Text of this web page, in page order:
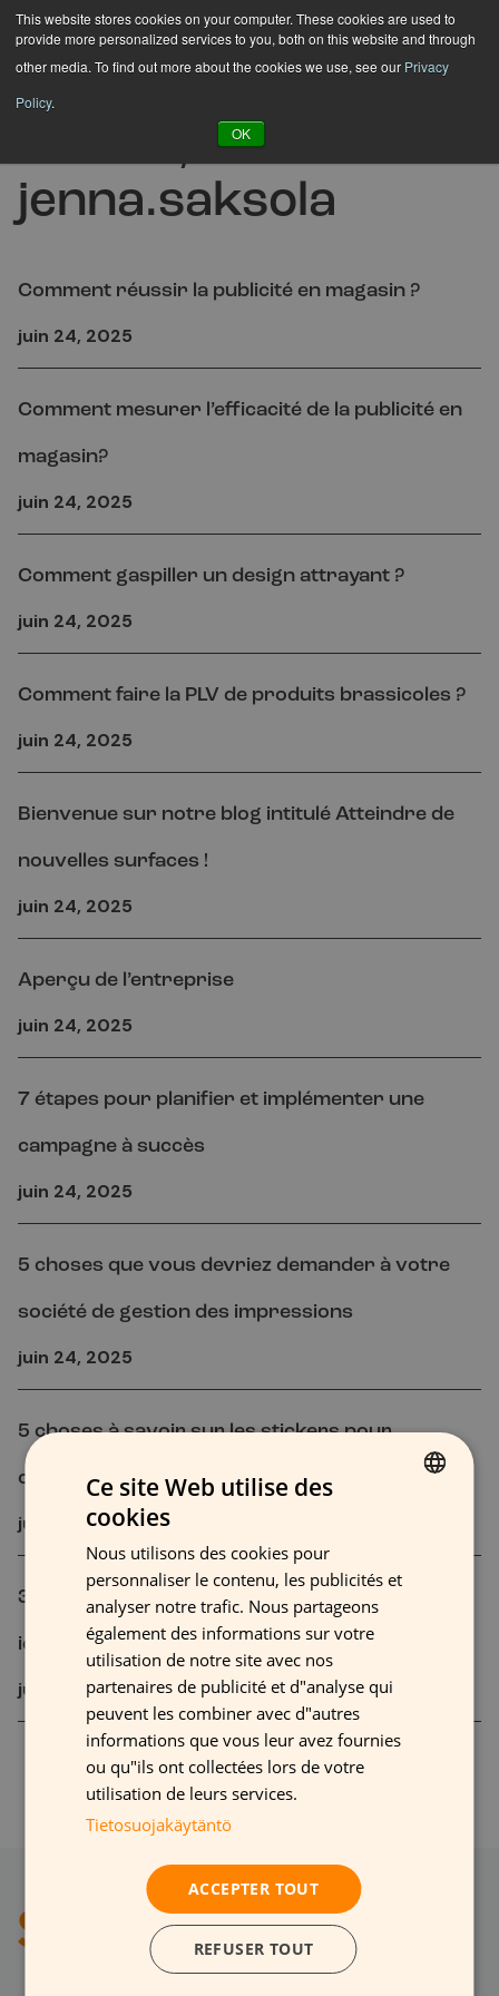
This website stores cookies on your computer. These cookies are used to
provide more personalized services to you, both on this website and through
other media. To find out more about the cookies we use, see our Privacy
Policy.
OK
Hyppää
sisältöön
Auteur/autrice :
jenna.saksola
Comment réussir la publicité en magasin ?
juin 24, 2025
Comment mesurer l’efficacité de la publicité en
magasin?
juin 24, 2025
Comment gaspiller un design attrayant ?
juin 24, 2025
Comment faire la PLV de produits brassicoles ?
juin 24, 2025
Bienvenue sur notre blog intitulé Atteindre de
nouvelles surfaces !
juin 24, 2025
Aperçu de l’entreprise
juin 24, 2025
7 étapes pour planifier et implémenter une
campagne à succès
juin 24, 2025
5 choses que vous devriez demander à votre
société de gestion des impressions
juin 24, 2025
5 choses à savoir sur les stickers pour
ordinateurs portables
juin 24, 2025
3 raisons qui font de l’adhésif sans colle un outil
idéal pour les PLV en pharmacie
juin 24, 2025
Pagination
des
publications
«12 3
Ce site Web utilise des
cookies
Nous utilisons des cookies pour
personnaliser le contenu, les publicités et
analyser notre trafic. Nous partageons
également des informations sur votre
utilisation de notre site avec nos
partenaires de publicité et d"analyse qui
peuvent les combiner avec d"autres
informations que vous leur avez fournies
ou qu"ils ont collectées lors de votre
utilisation de leurs services.
Tietosuojakäytäntö
ACCEPTER TOUT
REFUSER TOUT